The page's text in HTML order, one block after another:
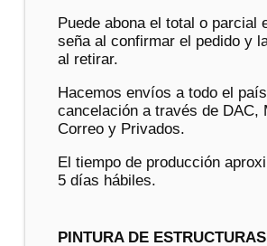
Puede abona el total o parcial
seña al confirmar el pedido y
al retirar.
Hacemos envíos a todo el
cancelación a través de DAC,
Correo y Privados.
El tiempo de producción
5 días hábiles.
PINTURA DE